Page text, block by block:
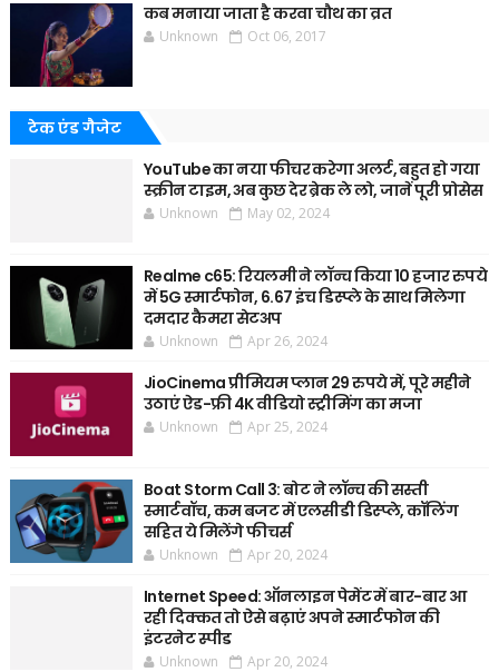
कब मनाया जाता है करवा चौथ का व्रत
Unknown Oct 06, 2017
टेक एंड गैजेट
YouTube का नया फीचर करेगा अलर्ट, बहुत हो गया
स्क्रीन टाइम, अब कुछ देर ब्रेक ले लो, जानें पूरी प्रोसेस
Unknown May 02, 2024
Realme c65: रियलमी ने लॉन्च किया 10 हजार रुपये
में 5G स्मार्टफोन, 6.67 इंच डिस्प्ले के साथ मिलेगा
दमदार कैमरा सेटअप
Unknown Apr 26, 2024
JioCinema प्रीमियम प्लान 29 रुपये में, पूरे महीने
उठाएं ऐड-फ्री 4K वीडियो स्ट्रीमिंग का मजा
Unknown Apr 25, 2024
Boat Storm Call 3: बोट ने लॉन्च की सस्ती
स्मार्टवॉच, कम बजट में एलसीडी डिस्प्ले, कॉलिंग
सहित ये मिलेंगे फीचर्स
Unknown Apr 20, 2024
Internet Speed: ऑनलाइन पेमेंट में बार-बार आ
रही दिक्कत तो ऐसे बढ़ाएं अपने स्मार्टफोन की
इंटरनेट स्पीड
Unknown Apr 20, 2024